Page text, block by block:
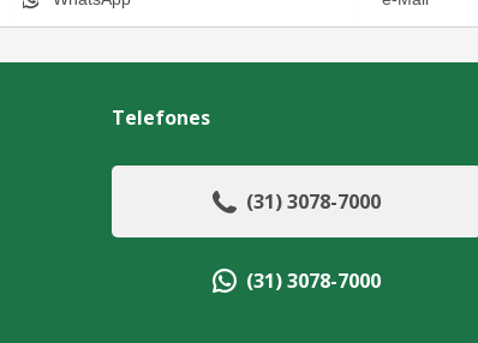
Telefones
(31) 3078-7000
(31) 3078-7000